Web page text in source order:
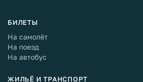
БИЛЕТЫ
На самолёт
На поезд
На автобус
ЖИЛЬЁ И ТРАНСПОРТ